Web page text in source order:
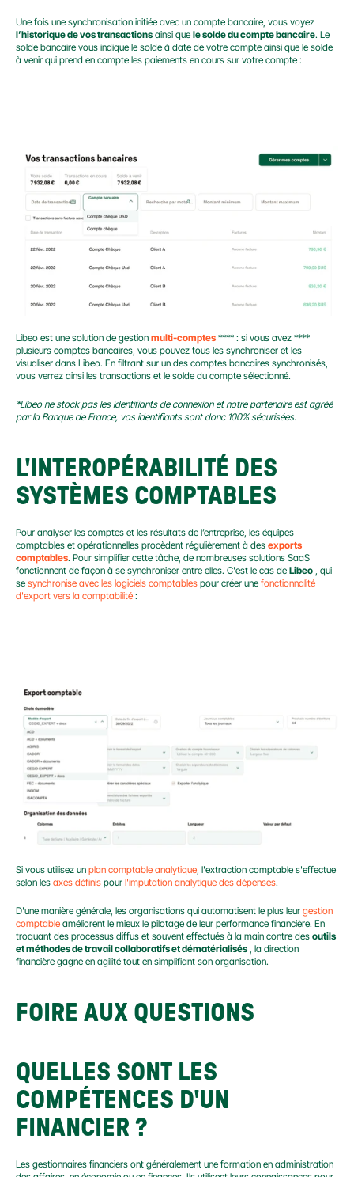
l’historique de vos transactions ainsi que le solde du compte bancaire. Le
solde bancaire vous indique le solde à date de votre compte ainsi que le solde
à venir qui prend en compte les paiements en cours sur votre compte :
Libeo est une solution de gestion multi-comptes **** : si vous avez ****
plusieurs comptes bancaires, vous pouvez tous les synchroniser et les
visualiser dans Libeo. En filtrant sur un des comptes bancaires synchronisés,
vous verrez ainsi les transactions et le solde du compte sélectionné.
*Libeo ne stock pas les identifiants de connexion et notre partenaire est agréé
par la Banque de France, vos identifiants sont donc 100% sécurisées.
L'INTEROPÉRABILITÉ DES
SYSTÈMES COMPTABLES
Pour analyser les comptes et les résultats de l’entreprise, les équipes
comptables et opérationnelles procèdent régulièrement à des exports
comptables. Pour simplifier cette tâche, de nombreuses solutions SaaS
fonctionnent de façon à se synchroniser entre elles. C'est le cas de Libeo , qui
se synchronise avec les logiciels comptables pour créer une fonctionnalité
d'export vers la comptabilité :
Si vous utilisez un plan comptable analytique, l'extraction comptable s'effectue
selon les axes définis pour l'imputation analytique des dépenses.
D'une manière générale, les organisations qui automatisent le plus leur gestion
comptable améliorent le mieux le pilotage de leur performance financière. En
troquant des processus diffus et souvent effectués à la main contre des outils
et méthodes de travail collaboratifs et dématérialisés , la direction
financière gagne en agilité tout en simplifiant son organisation.
FOIRE AUX QUESTIONS
QUELLES SONT LES
COMPÉTENCES D'UN
FINANCIER ?
Les gestionnaires financiers ont généralement une formation en administration